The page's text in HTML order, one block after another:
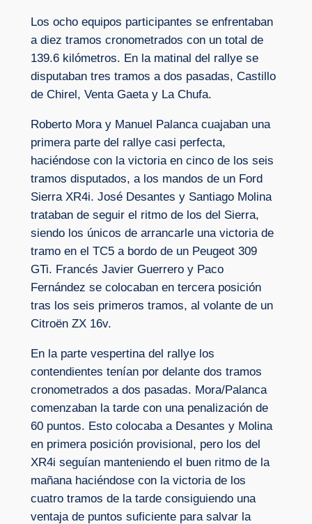
Los ocho equipos participantes se enfrentaban
a diez tramos cronometrados con un total de
139.6 kilómetros. En la matinal del rallye se
disputaban tres tramos a dos pasadas, Castillo
de Chirel, Venta Gaeta y La Chufa.
Roberto Mora y Manuel Palanca cuajaban una
primera parte del rallye casi perfecta,
haciéndose con la victoria en cinco de los seis
tramos disputados, a los mandos de un Ford
Sierra XR4i. José Desantes y Santiago Molina
trataban de seguir el ritmo de los del Sierra,
siendo los únicos de arrancarle una victoria de
tramo en el TC5 a bordo de un Peugeot 309
GTi. Francés Javier Guerrero y Paco
Fernández se colocaban en tercera posición
tras los seis primeros tramos, al volante de un
Citroën ZX 16v.
En la parte vespertina del rallye los
contendientes tenían por delante dos tramos
cronometrados a dos pasadas. Mora/Palanca
comenzaban la tarde con una penalización de
60 puntos. Esto colocaba a Desantes y Molina
en primera posición provisional, pero los del
XR4i seguían manteniendo el buen ritmo de la
mañana haciéndose con la victoria de los
cuatro tramos de la tarde consiguiendo una
ventaja de puntos suficiente para salvar la